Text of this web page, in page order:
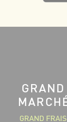
GRAND